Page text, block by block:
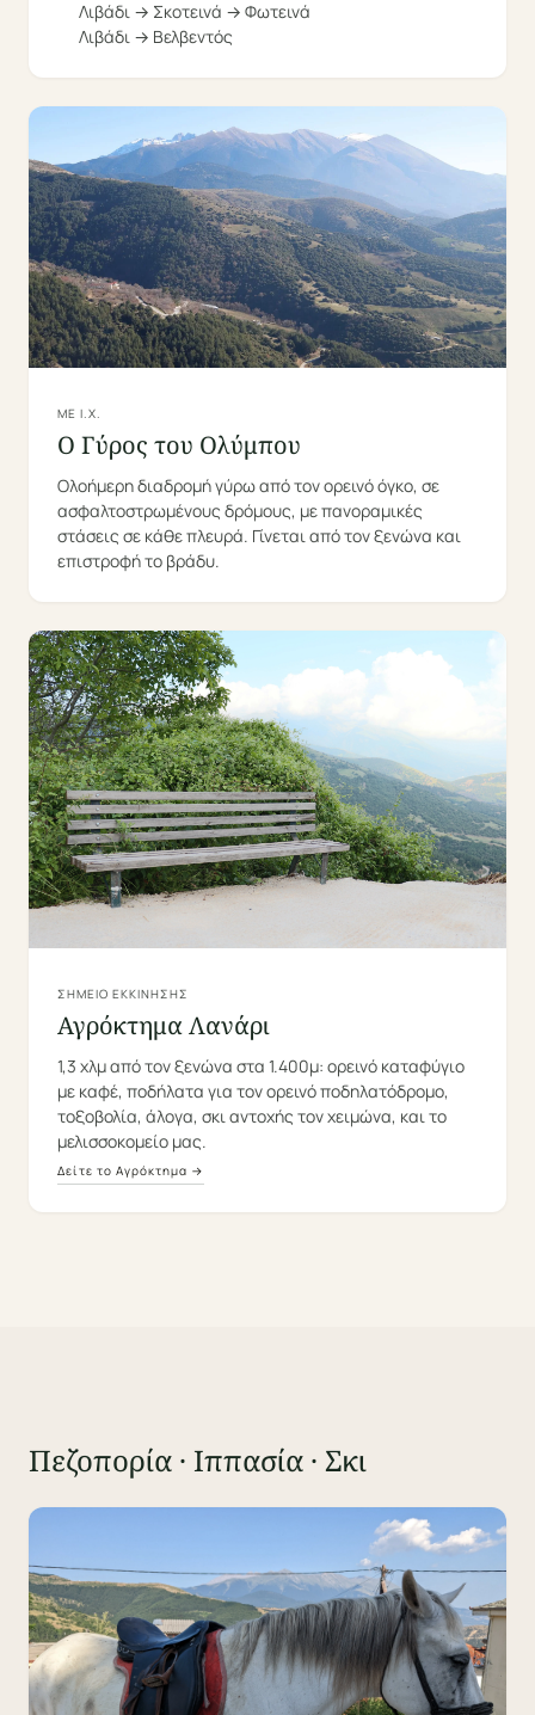
Λιβάδι → Σκοτεινά → Φωτεινά
Λιβάδι → Βελβεντός
ΜΕ Ι.Χ.
Ο Γύρος του Ολύμπου
Ολοήμερη διαδρομή γύρω από τον ορεινό όγκο, σε
ασφαλτοστρωμένους δρόμους, με πανοραμικές
στάσεις σε κάθε πλευρά. Γίνεται από τον ξενώνα και
επιστροφή το βράδυ.
ΣΗΜΕΊΟ ΕΚΚΊΝΗΣΗΣ
Αγρόκτημα Λανάρι
1,3 χλμ από τον ξενώνα στα 1.400μ: ορεινό καταφύγιο
με καφέ, ποδήλατα για τον ορεινό ποδηλατόδρομο,
τοξοβολία, άλογα, σκι αντοχής τον χειμώνα, και το
μελισσοκομείο μας.
Δείτε το Αγρόκτημα →
Πεζοπορία · Ιππασία · Σκι